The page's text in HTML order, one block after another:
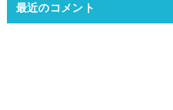
最近のコメント